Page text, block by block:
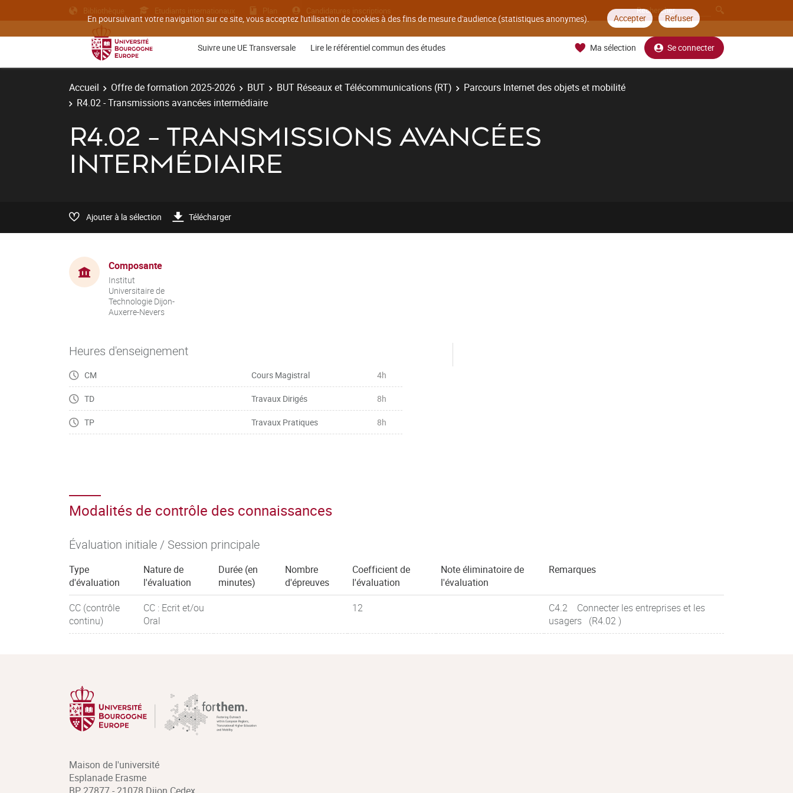
En poursuivant votre navigation sur ce site, vous acceptez l'utilisation de cookies à des fins de mesure d'audience (statistiques anonymes). Accepter Refuser
Bibliothèque Etudiants internationaux Plan Candidatures inscriptions
Suivre une UE Transversale Lire le référentiel commun des études Ma sélection Se connecter
Accueil Offre de formation 2025-2026 BUT BUT Réseaux et Télécommunications (RT)
Parcours Internet des objets et mobilité
R4.02 - Transmissions avancées intermédiaire
R4.02 - TRANSMISSIONS AVANCÉES
INTERMÉDIAIRE
Ajouter à la sélection Télécharger
Composante
Institut
Universitaire de
Technologie Dijon-
Auxerre-Nevers
Heures d'enseignement
CM Cours Magistral 4h
TD Travaux Dirigés 8h
TP Travaux Pratiques 8h
Modalités de contrôle des connaissances
Évaluation initiale / Session principale
Type
d'évaluation
Nature de
l'évaluation
Durée (en
minutes)
Nombre
d'épreuves
Coefficient de
l'évaluation
Note éliminatoire de
l'évaluation
Remarques
CC (contrôle
continu)
CC : Ecrit et/ou
Oral
12
C4.2 Connecter les entreprises et les
usagers (R4.02 )
Maison de l'université
Esplanade Erasme